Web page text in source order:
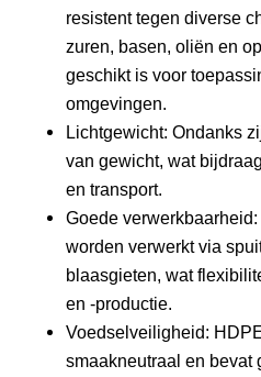
resistent tegen diverse
zuren, basen, oliën en
geschikt is voor
omgevingen.
Lichtgewicht: Ondanks
van gewicht, wat
en transport.
Goede
worden verwerkt via
blaasgieten, wat
en -productie.
Voedselveiligheid:
smaakneutraal en bevat